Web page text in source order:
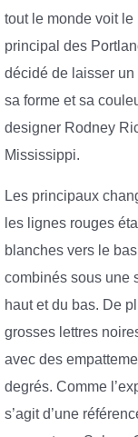
tout le monde voit
principal des
décidé de laisser
sa forme et sa
designer Rodney
Mississippi.
Les principaux
les lignes rouges
blanches vers le
combinés sous une
haut et du bas. De
grosses lettres
avec des
degrés. Comme
s’agit d’une